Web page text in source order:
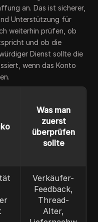
an. Das ist sicherer,
Unterstützung für
weiterhin prüfen, ob
und ob die
Dienst sollte die
wenn das Konto
Was man
zuerst
überprüfen
sollte
Verkäufer-
Feedback,
Thread-
Alter,